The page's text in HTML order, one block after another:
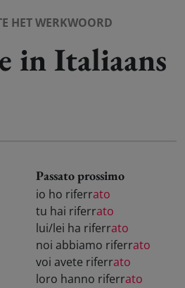
HET WERKWOORD
in Italiaans
Passato prossimo
io ho riferrato
tu hai riferrato
lui/lei ha riferrato
noi abbiamo riferrato
voi avete riferrato
loro hanno riferrato